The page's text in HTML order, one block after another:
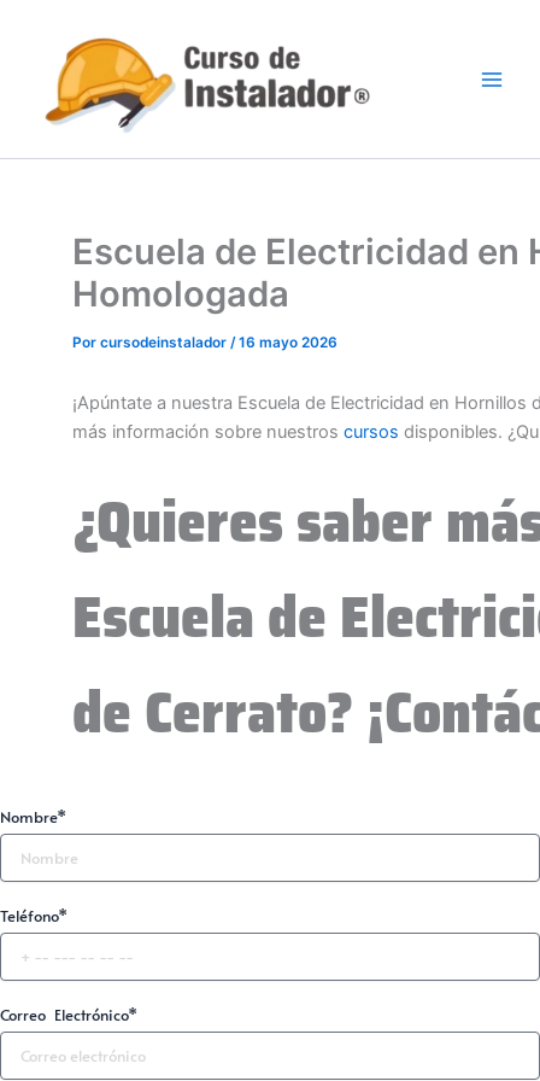
contenido
Escuela de Electricidad en
Homologada
Por cursodeinstalador /16 mayo 2026
¡Apúntate a nuestra Escuela de Electricidad en Hornillos
más información sobre nuestros cursos disponibles.
¿Quieres saber
Escuela de
de Cerrato?
Nombre*
Teléfono*
Correo Electrónico*